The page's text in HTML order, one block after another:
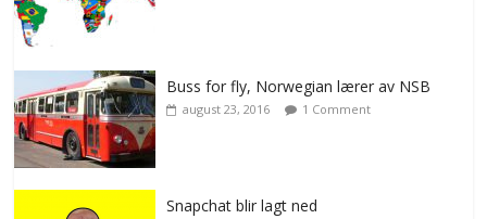
Buss for fly, Norwegian lærer av NSB
august 23, 2016 1 Comment
Snapchat blir lagt ned